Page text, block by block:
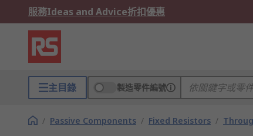
服務Ideas and Advice折扣優惠
主目錄 製造零件編號
/ Passive Components / Fixed Resistors /